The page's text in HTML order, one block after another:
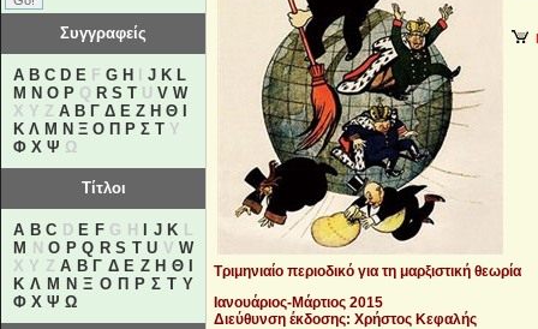
Συγγραφείς
A B C D E F G H J K L
M N O P Q R S T U V W
X Y Z Α Β Γ Δ Ε Ζ Η Θ
Κ Λ Μ Ν Ξ Ο Π Ρ Σ Τ Υ
Φ Χ Ψ Ω
Τίτλοι
A B C D E FG H J K L
M
N O P Q R S T U V W
X Y ZΑ Β Γ Δ Ε Ζ Η Θ
Κ Λ Μ Ν Ξ Ο Π Ρ Σ Τ Υ
Φ Χ Ψ Ω
Τριμηνιαίο περιοδικό για τη μαρξιστική θεωρία
Ιανουάριος-Μάρτιος 2015
Διεύθυνση έκδοσης: Χρήστος Κεφαλής